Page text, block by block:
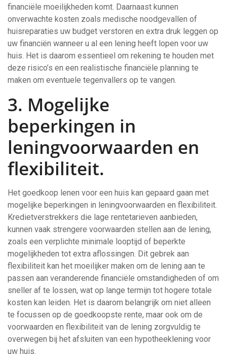
financiële moeilijkheden komt. Daarnaast kunnen
onverwachte kosten zoals medische noodgevallen of
huisreparaties uw budget verstoren en extra druk leggen op
uw financiën wanneer u al een lening heeft lopen voor uw
huis. Het is daarom essentieel om rekening te houden met
deze risico’s en een realistische financiële planning te
maken om eventuele tegenvallers op te vangen.
3. Mogelijke
beperkingen in
leningvoorwaarden en
flexibiliteit.
Het goedkoop lenen voor een huis kan gepaard gaan met
mogelijke beperkingen in leningvoorwaarden en flexibiliteit.
Kredietverstrekkers die lage rentetarieven aanbieden,
kunnen vaak strengere voorwaarden stellen aan de lening,
zoals een verplichte minimale looptijd of beperkte
mogelijkheden tot extra aflossingen. Dit gebrek aan
flexibiliteit kan het moeilijker maken om de lening aan te
passen aan veranderende financiële omstandigheden of om
sneller af te lossen, wat op lange termijn tot hogere totale
kosten kan leiden. Het is daarom belangrijk om niet alleen
te focussen op de goedkoopste rente, maar ook om de
voorwaarden en flexibiliteit van de lening zorgvuldig te
overwegen bij het afsluiten van een hypotheeklening voor
uw huis.